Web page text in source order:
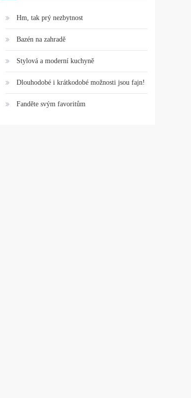
Hm, tak prý nezbytnost
Bazén na zahradě
Stylová a moderní kuchyně
Dlouhodobé i krátkodobé možnosti jsou fajn!
Fanděte svým favoritům